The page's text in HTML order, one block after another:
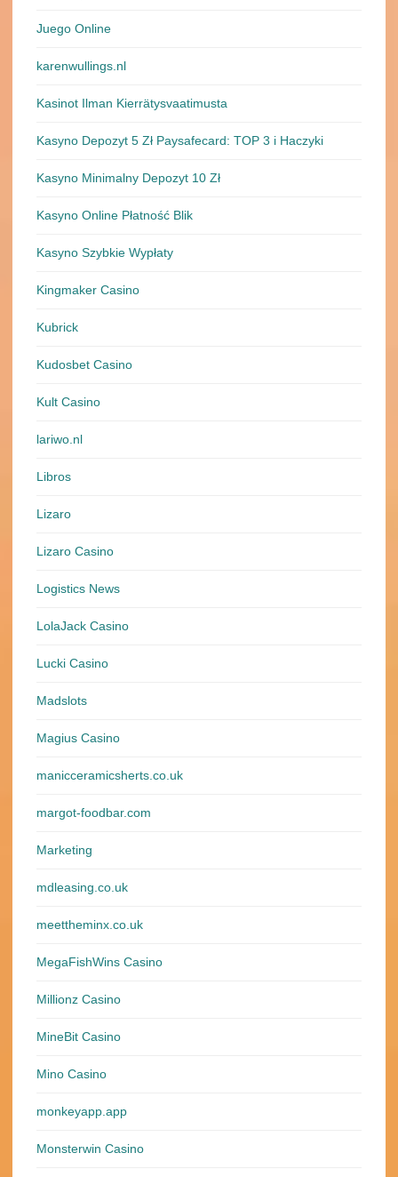
Juego Online
karenwullings.nl
Kasinot Ilman Kierrätysvaatimusta
Kasyno Depozyt 5 Zł Paysafecard: TOP 3 i Haczyki
Kasyno Minimalny Depozyt 10 Zł
Kasyno Online Płatność Blik
Kasyno Szybkie Wypłaty
Kingmaker Casino
Kubrick
Kudosbet Casino
Kult Casino
lariwo.nl
Libros
Lizaro
Lizaro Casino
Logistics News
LolaJack Casino
Lucki Casino
Madslots
Magius Casino
manicceramicsherts.co.uk
margot-foodbar.com
Marketing
mdleasing.co.uk
meettheminx.co.uk
MegaFishWins Casino
Millionz Casino
MineBit Casino
Mino Casino
monkeyapp.app
Monsterwin Casino